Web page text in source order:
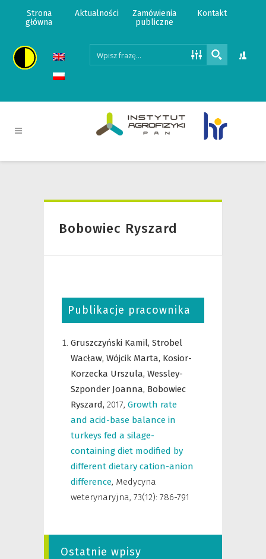
Strona
główna
Aktualności
Zamówienia
publiczne
Kontakt
Bobowiec Ryszard
Publikacje pracownika
Gruszczyński Kamil, Strobel
Wacław, Wójcik Marta, Kosior-
Korzecka Urszula, Wessley-
Szponder Joanna, Bobowiec
Ryszard, 2017, Growth rate
and acid-base balance in
turkeys fed a silage-
containing diet modified by
different dietary cation-anion
difference, Medycyna
weterynaryjna, 73(12): 786-791
Ostatnie wpisy